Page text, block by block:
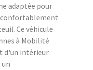
adaptée pour
confortablement
Ce véhicule
à Mobilité
d'un intérieur